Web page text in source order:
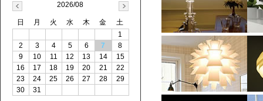
2026/08
日 月 火 水 木 金
土
1
2
3 4 5 6 7
8
9
10 11 12 13 14
15
16
17 18 19 20 21
22
23
24 25 26 27 28
29
30
31